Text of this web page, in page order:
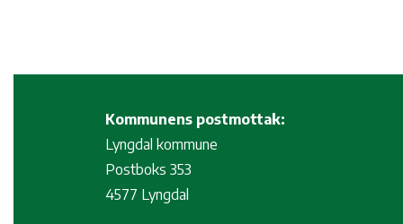
Kommunens postmottak:
Lyngdal kommune
Postboks 353
4577 Lyngdal